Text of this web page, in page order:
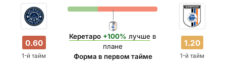
0.60
1-й тайм
Керетаро +100% лучше в
плане
Форма в первом тайме
1.20
1-й тайм